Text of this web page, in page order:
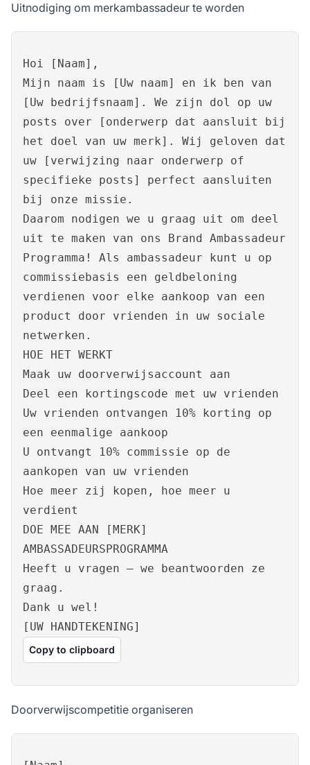
Uitnodiging om merkambassadeur te worden
Hoi [Naam],
Mijn naam is [Uw naam] en ik ben van
[Uw bedrijfsnaam]. We zijn dol op uw
posts over [onderwerp dat aansluit bij
het doel van uw merk]. Wij geloven dat
uw [verwijzing naar onderwerp of
specifieke posts] perfect aansluiten
bij onze missie.
Daarom nodigen we u graag uit om deel
uit te maken van ons Brand Ambassadeur
Programma! Als ambassadeur kunt u op
commissiebasis een geldbeloning
verdienen voor elke aankoop van een
product door vrienden in uw sociale
netwerken.
HOE HET WERKT
Maak uw doorverwijsaccount aan
Deel een kortingscode met uw vrienden
Uw vrienden ontvangen 10% korting op
een eenmalige aankoop
U ontvangt 10% commissie op de
aankopen van uw vrienden
Hoe meer zij kopen, hoe meer u
verdient
DOE MEE AAN [MERK]
AMBASSADEURSPROGRAMMA
Heeft u vragen – we beantwoorden ze
graag.
Dank u wel!
[UW HANDTEKENING]
Copy to clipboard
Doorverwijscompetitie organiseren